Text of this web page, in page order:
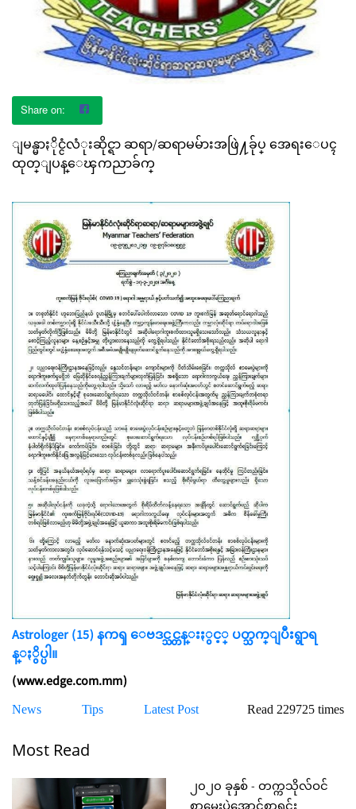
ျမန္မာႏိုင္ငံလံုးဆိုင္ရာ ဆရာ/ဆရာမမ်ားအဖြဲ႔ခ်ုပ္ အေရးေပၚ
ထုတ္ျပန္ေၾကညာခ်က္
Astrologer (15) နကၡ ေဗဒင္သင္တန္းႏွင့္ ပတ္သက္ျပီးရွာရ
န္ႏွိပ္ပါ။
(www.edge.com.mm)
News Tips Latest Post Read 229725 times
Most Read
၂၀၂၀ ခုနှစ် - တက္ကသိုလ်ဝင်